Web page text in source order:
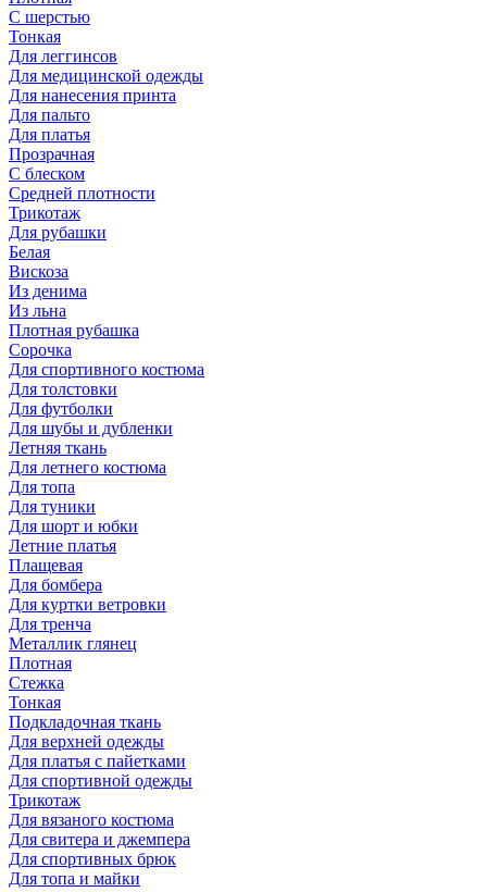
С шерстью
Тонкая
Для леггинсов
Для медицинской одежды
Для нанесения принта
Для пальто
Для платья
Прозрачная
С блеском
Средней плотности
Трикотаж
Для рубашки
Белая
Вискоза
Из денима
Из льна
Плотная рубашка
Сорочка
Для спортивного костюма
Для толстовки
Для футболки
Для шубы и дубленки
Летняя ткань
Для летнего костюма
Для топа
Для туники
Для шорт и юбки
Летние платья
Плащевая
Для бомбера
Для куртки ветровки
Для тренча
Металлик глянец
Плотная
Стежка
Тонкая
Подкладочная ткань
Для верхней одежды
Для платья с пайетками
Для спортивной одежды
Трикотаж
Для вязаного костюма
Для свитера и джемпера
Для спортивных брюк
Для топа и майки